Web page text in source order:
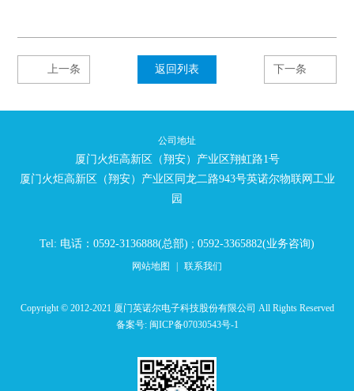
上一条 返回列表 下一条
公司地址
厦门火炬高新区（翔安）产业区翔虹路1号
厦门火炬高新区（翔安）产业区同龙二路943号英诺尔物联网工业
园
Tel: 电话：0592-3136888(总部) ; 0592-3365882(业务咨询)
网站地图 联系我们
Copyright © 2012-2021 厦门英诺尔电子科技股份有限公司 All Rights Reserved
备案号: 闽ICP备07030543号-1